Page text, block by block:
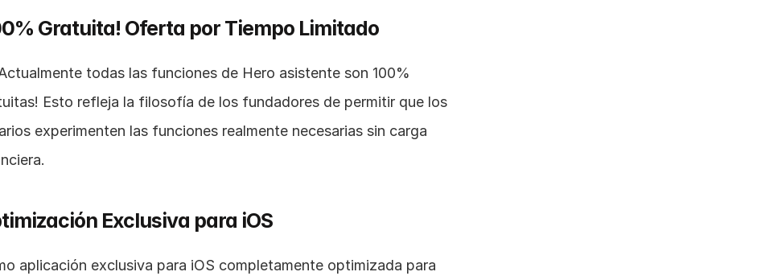
Gratuita! Oferta por Tiempo Limitado
todas las funciones de Hero asistente son 100%
Esto refleja la filosofía de los fundadores de permitir que los
experimenten las funciones realmente necesarias sin carga
Exclusiva para iOS
aplicación exclusiva para iOS completamente optimizada para